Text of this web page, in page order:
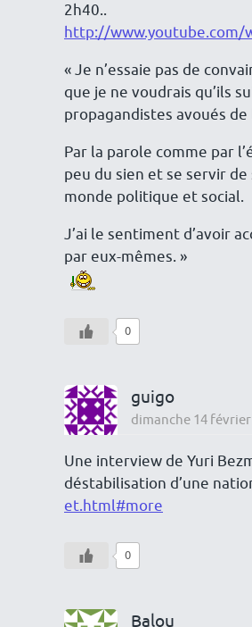
2h40..
http://www.youtube.com/
« Je n’essaie pas de
que je ne voudrais qu’ils
propagandistes avoués
Par la parole comme par
peu du sien et se servir
monde politique et social.
J’ai le sentiment d’avoir
par eux-mêmes. »
0
guigo
dimanche 14 février
Une interview de Yuri
déstabilisation d’une
et.html#more
0
Balou